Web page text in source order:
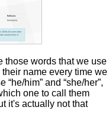
those words that we use
name every time we
him” and “she/her”,
one to call them
it's actually not that